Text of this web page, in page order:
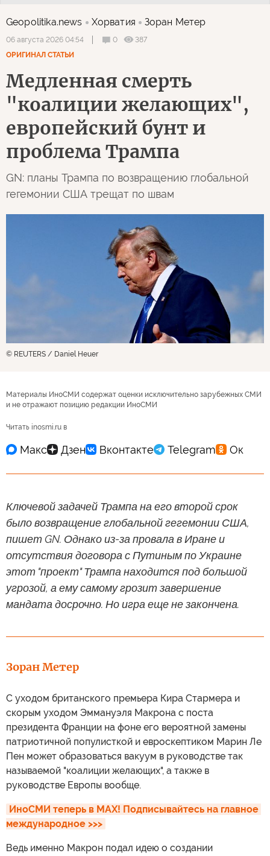
Geopolitika.news Хорватия Зоран Метер
06 августа 2026 04:54 0
387
ОРИГИНАЛ СТАТЬИ
Медленная смерть
"коалиции желающих",
европейский бунт и
проблема Трампа
GN: планы Трампа по возвращению глобальной
гегемонии США трещат по швам
© REUTERS / Daniel Heuer
Материалы ИноСМИ содержат оценки исключительно зарубежных СМИ
и не отражают позицию редакции ИноСМИ
Читать inosmi.ru в
Ключевой задачей Трампа на его второй срок
было возвращение глобальной гегемонии США,
пишет GN. Однако из-за провала в Иране и
отсутствия договора с Путиным по Украине
этот "проект" Трампа находится под большой
угрозой, а ему самому грозит завершение
мандата досрочно. Но игра еще не закончена.
Зоран Метер
С уходом британского премьера Кира Стармера и
скорым уходом Эммануэля Макрона с поста
президента Франции на фоне его вероятной замены
патриотичной популисткой и евроскептиком Марин Ле
Пен может образоваться вакуум в руководстве так
называемой "коалиции желающих", а также в
руководстве Европы вообще.
ИноСМИ теперь в MAX! Подписывайтесь на главное
международное >>>
Ведь именно Макрон подал идею о создании